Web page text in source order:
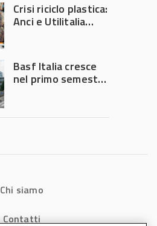
Crisi riciclo plastica:
Anci e Utilitalia
Governo
Basf Italia cresce
nel primo semestre
Chi siamo
Contatti